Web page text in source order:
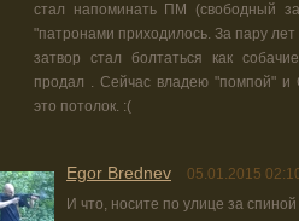
стал напоминать ПМ (свободный
"патронами приходилось. За пару
затвор стал болтаться как
продал . Сейчас владею "помпой"
это потолок. :(
Egor Brednev 05.01.2015
И что, носите по улице за